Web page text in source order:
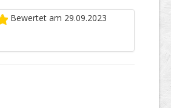
Bewertet am 29.09.2023